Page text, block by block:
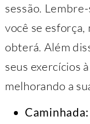
sessão.
você se
obterá. Além
seus exercícios
melhorando a
Caminhada: